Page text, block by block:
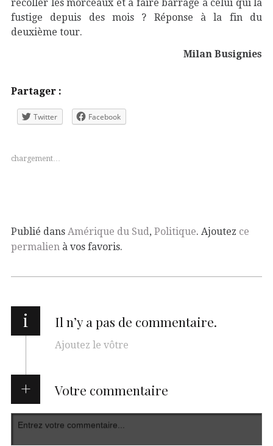
recoller les morceaux et à faire barrage à celui qui la
fustige depuis des mois ? Réponse à la fin du
deuxième tour.
Milan Busignies
Partager :
Twitter Facebook
chargement…
Publié dans Amérique du Sud, Politique. Ajoutez ce
permalien à vos favoris.
i Il n’y a pas de commentaire.
Ajoutez le vôtre
Votre commentaire